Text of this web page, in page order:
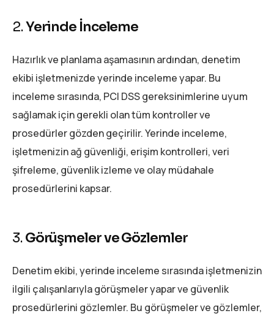
2.Yerinde İnceleme
Hazırlık ve planlama aşamasının ardından, denetim
ekibi işletmenizde yerinde inceleme yapar. Bu
inceleme sırasında, PCI DSS gereksinimlerine uyum
sağlamak için gerekli olan tüm kontroller ve
prosedürler gözden geçirilir. Yerinde inceleme,
işletmenizin ağ güvenliği, erişim kontrolleri, veri
şifreleme, güvenlik izleme ve olay müdahale
prosedürlerini kapsar.
3.Görüşmeler ve Gözlemler
Denetim ekibi, yerinde inceleme sırasında işletmenizin
ilgili çalışanlarıyla görüşmeler yapar ve güvenlik
prosedürlerini gözlemler. Bu görüşmeler ve gözlemler,